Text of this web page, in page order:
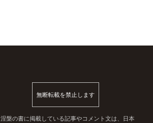
無断転載を禁止します
涅槃の書に掲載している記事やコメント文は、日本